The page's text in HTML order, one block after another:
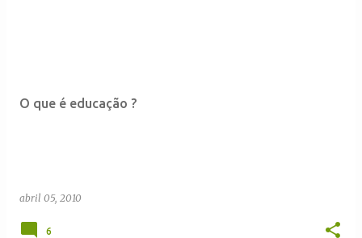
O que é educação ?
abril 05, 2010
6